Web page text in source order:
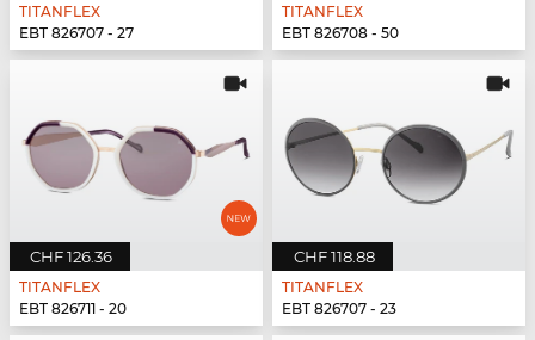
TITANFLEX
EBT 826707 - 27
TITANFLEX
EBT 826708 - 50
CHF 126.36
TITANFLEX
EBT 826711 - 20
CHF 118.88
TITANFLEX
EBT 826707 - 23